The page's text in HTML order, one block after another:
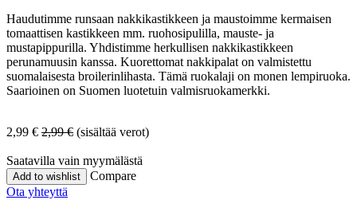
Haudutimme runsaan nakkikastikkeen ja maustoimme kermaisen
tomaattisen kastikkeen mm. ruohosipulilla, mauste- ja
mustapippurilla. Yhdistimme herkullisen nakkikastikkeen
perunamuusin kanssa. Kuorettomat nakkipalat on valmistettu
suomalaisesta broilerinlihasta. Tämä ruokalaji on monen lempiruoka.
Saarioinen on Suomen luotetuin valmisruokamerkki.
2,99 € 2,99€ (sisältää verot)
Saatavilla vain myymälästä
Add to wishlist
Compare
Ota yhteyttä